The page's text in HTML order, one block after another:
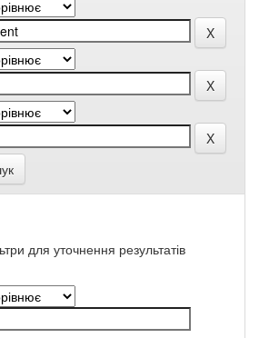
для уточнення результатів